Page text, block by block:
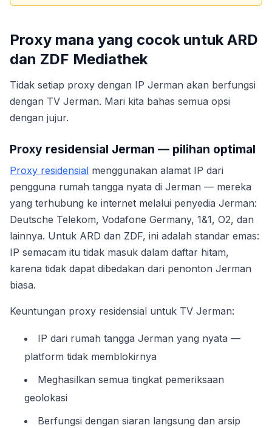
Proxy mana yang cocok untuk ARD
dan ZDF Mediathek
Tidak setiap proxy dengan IP Jerman akan berfungsi
dengan TV Jerman. Mari kita bahas semua opsi
dengan jujur.
Proxy residensial Jerman — pilihan optimal
Proxy residensial menggunakan alamat IP dari
pengguna rumah tangga nyata di Jerman — mereka
yang terhubung ke internet melalui penyedia Jerman:
Deutsche Telekom, Vodafone Germany, 1&1, O2, dan
lainnya. Untuk ARD dan ZDF, ini adalah standar emas:
IP semacam itu tidak masuk dalam daftar hitam,
karena tidak dapat dibedakan dari penonton Jerman
biasa.
Keuntungan proxy residensial untuk TV Jerman:
IP dari rumah tangga Jerman yang nyata —
platform tidak memblokirnya
Meghasilkan semua tingkat pemeriksaan
geolokasi
Berfungsi dengan siaran langsung dan arsip